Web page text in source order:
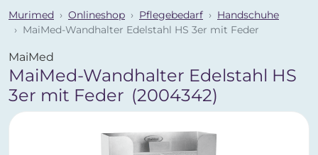
Murimed Onlineshop Pflegebedarf
Handschuhe
MaiMed-Wandhalter Edelstahl HS 3er mit Feder
MaiMed
MaiMed-Wandhalter Edelstahl HS
3er mit Feder (2004342)